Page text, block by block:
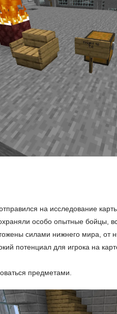
на исследование
особо опытные бойцы,
силами нижнего мира, от
потенциал для игрока на
предметами.